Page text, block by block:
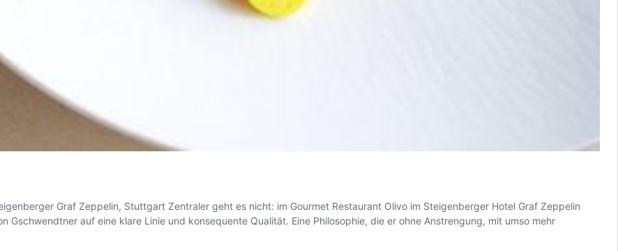
Graf Zeppelin, Stuttgart Zentraler geht es nicht: im Gourmet Restaurant Olivo im Steigenberger Hotel Graf Zeppelin
auf eine klare Linie und konsequente Qualität. Eine Philosophie, die er ohne Anstrengung, mit umso mehr